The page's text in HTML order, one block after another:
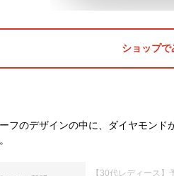
ショップで
フのデザインの中に、ダイヤモン
【30代レディース